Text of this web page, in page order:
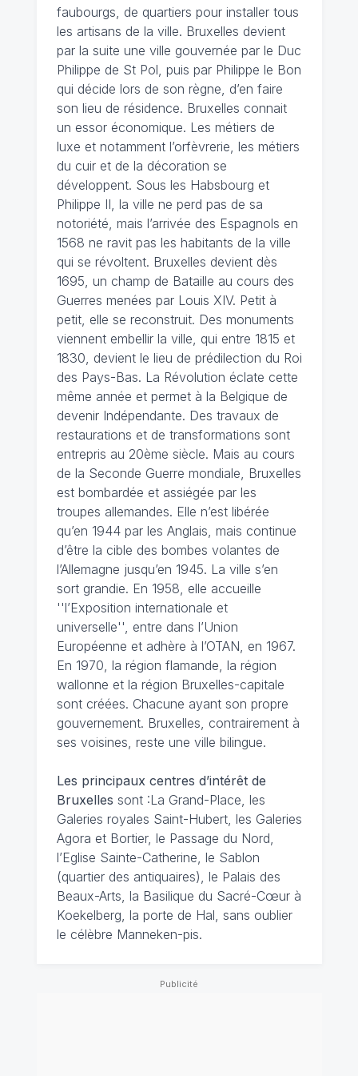
faubourgs, de quartiers pour installer tous
les artisans de la ville. Bruxelles devient
par la suite une ville gouvernée par le Duc
Philippe de St Pol, puis par Philippe le Bon
qui décide lors de son règne, d’en faire
son lieu de résidence. Bruxelles connait
un essor économique. Les métiers de
luxe et notamment l’orfèvrerie, les métiers
du cuir et de la décoration se
développent. Sous les Habsbourg et
Philippe II, la ville ne perd pas de sa
notoriété, mais l’arrivée des Espagnols en
1568 ne ravit pas les habitants de la ville
qui se révoltent. Bruxelles devient dès
1695, un champ de Bataille au cours des
Guerres menées par Louis XIV. Petit à
petit, elle se reconstruit. Des monuments
viennent embellir la ville, qui entre 1815 et
1830, devient le lieu de prédilection du Roi
des Pays-Bas. La Révolution éclate cette
même année et permet à la Belgique de
devenir Indépendante. Des travaux de
restaurations et de transformations sont
entrepris au 20ème siècle. Mais au cours
de la Seconde Guerre mondiale, Bruxelles
est bombardée et assiégée par les
troupes allemandes. Elle n’est libérée
qu’en 1944 par les Anglais, mais continue
d’être la cible des bombes volantes de
l’Allemagne jusqu’en 1945. La ville s’en
sort grandie. En 1958, elle accueille
''l’Exposition internationale et
universelle'', entre dans l’Union
Européenne et adhère à l’OTAN, en 1967.
En 1970, la région flamande, la région
wallonne et la région Bruxelles-capitale
sont créées. Chacune ayant son propre
gouvernement. Bruxelles, contrairement à
ses voisines, reste une ville bilingue.
Les principaux centres d’intérêt de
Bruxelles sont :La Grand-Place, les
Galeries royales Saint-Hubert, les Galeries
Agora et Bortier, le Passage du Nord,
l’Eglise Sainte-Catherine, le Sablon
(quartier des antiquaires), le Palais des
Beaux-Arts, la Basilique du Sacré-Cœur à
Koekelberg, la porte de Hal, sans oublier
le célèbre Manneken-pis.